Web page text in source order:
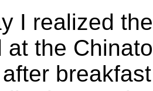
I realized
at the